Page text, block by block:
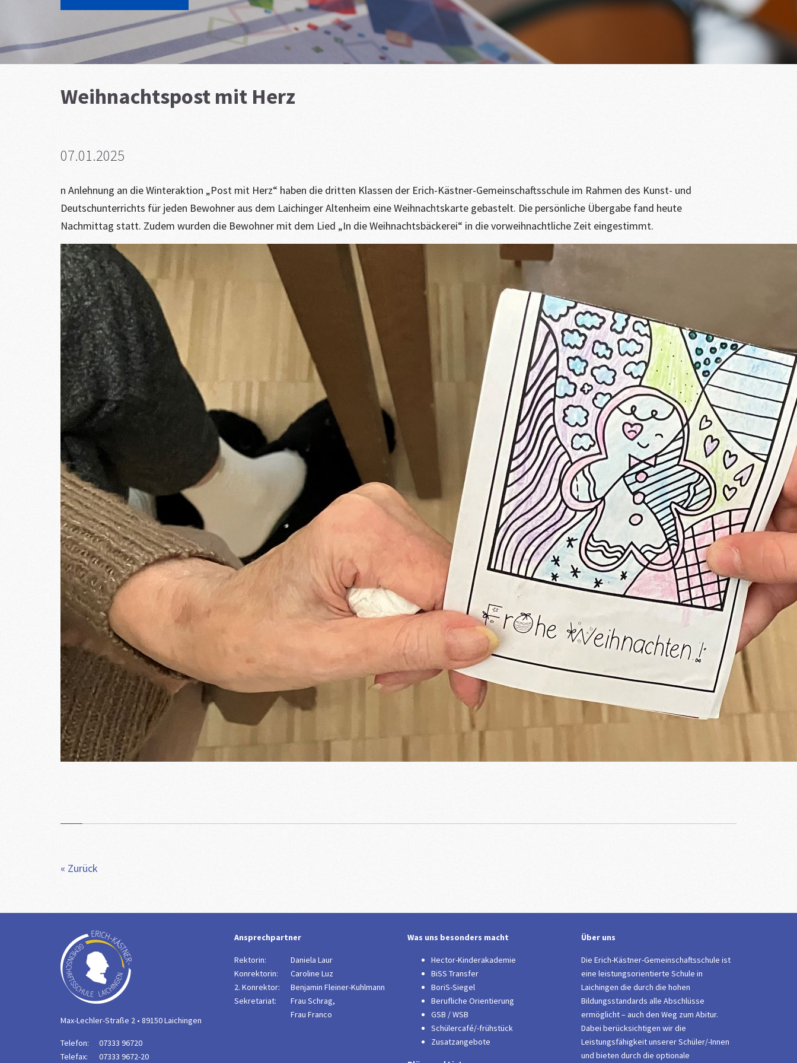
Weihnachtspost mit Herz
07.01.2025
n Anlehnung an die Winteraktion „Post mit Herz“ haben die dritten Klassen der Erich-Kästner-Gemeinschaftsschule im Rahmen des Kunst- und
Deutschunterrichts für jeden Bewohner aus dem Laichinger Altenheim eine Weihnachtskarte gebastelt. Die persönliche Übergabe fand heute
Nachmittag statt. Zudem wurden die Bewohner mit dem Lied „In die Weihnachtsbäckerei“ in die vorweihnachtliche Zeit eingestimmt.
« Zurück
Max-Lechler-Straße 2 • 89150 Laichingen
Telefon:
07333 96720
Telefax:
07333 9672-20
Ansprechpartner
Rektorin:
Daniela Laur
Konrektorin:
Caroline Luz
2. Konrektor:
Benjamin Fleiner-Kuhlmann
Sekretariat:
Frau Schrag,
Frau Franco
Was uns besonders macht
Hector-Kinderakademie
BiSS Transfer
BoriS-Siegel
Berufliche Orientierung
GSB / WSB
Schülercafé/-frühstück
Zusatzangebote
Über uns
Die Erich-Kästner-Gemeinschaftsschule ist
eine leistungsorientierte Schule in
Laichingen die durch die hohen
Bildungsstandards alle Abschlüsse
ermöglicht – auch den Weg zum Abitur.
Dabei berücksichtigen wir die
Leistungsfähigkeit unserer Schüler/-Innen
und bieten durch die optionale